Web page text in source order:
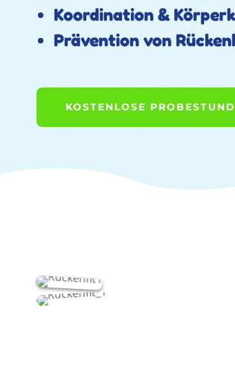
Koordination &
Prävention von
KOSTENLOSE